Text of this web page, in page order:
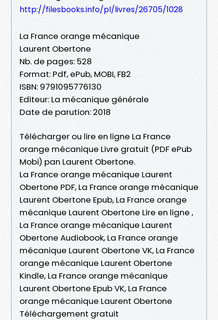
http://filesbooks.info/pl/livres/26705/1028
La France orange mécanique
Laurent Obertone
Nb. de pages: 528
Format: Pdf, ePub, MOBI, FB2
ISBN: 9791095776130
Editeur: La mécanique générale
Date de parution: 2018
Télécharger ou lire en ligne La France
orange mécanique Livre gratuit (PDF ePub
Mobi) pan Laurent Obertone.
La France orange mécanique Laurent
Obertone PDF, La France orange mécanique
Laurent Obertone Epub, La France orange
mécanique Laurent Obertone Lire en ligne ,
La France orange mécanique Laurent
Obertone Audiobook, La France orange
mécanique Laurent Obertone VK, La France
orange mécanique Laurent Obertone
Kindle, La France orange mécanique
Laurent Obertone Epub VK, La France
orange mécanique Laurent Obertone
Téléchargement gratuit